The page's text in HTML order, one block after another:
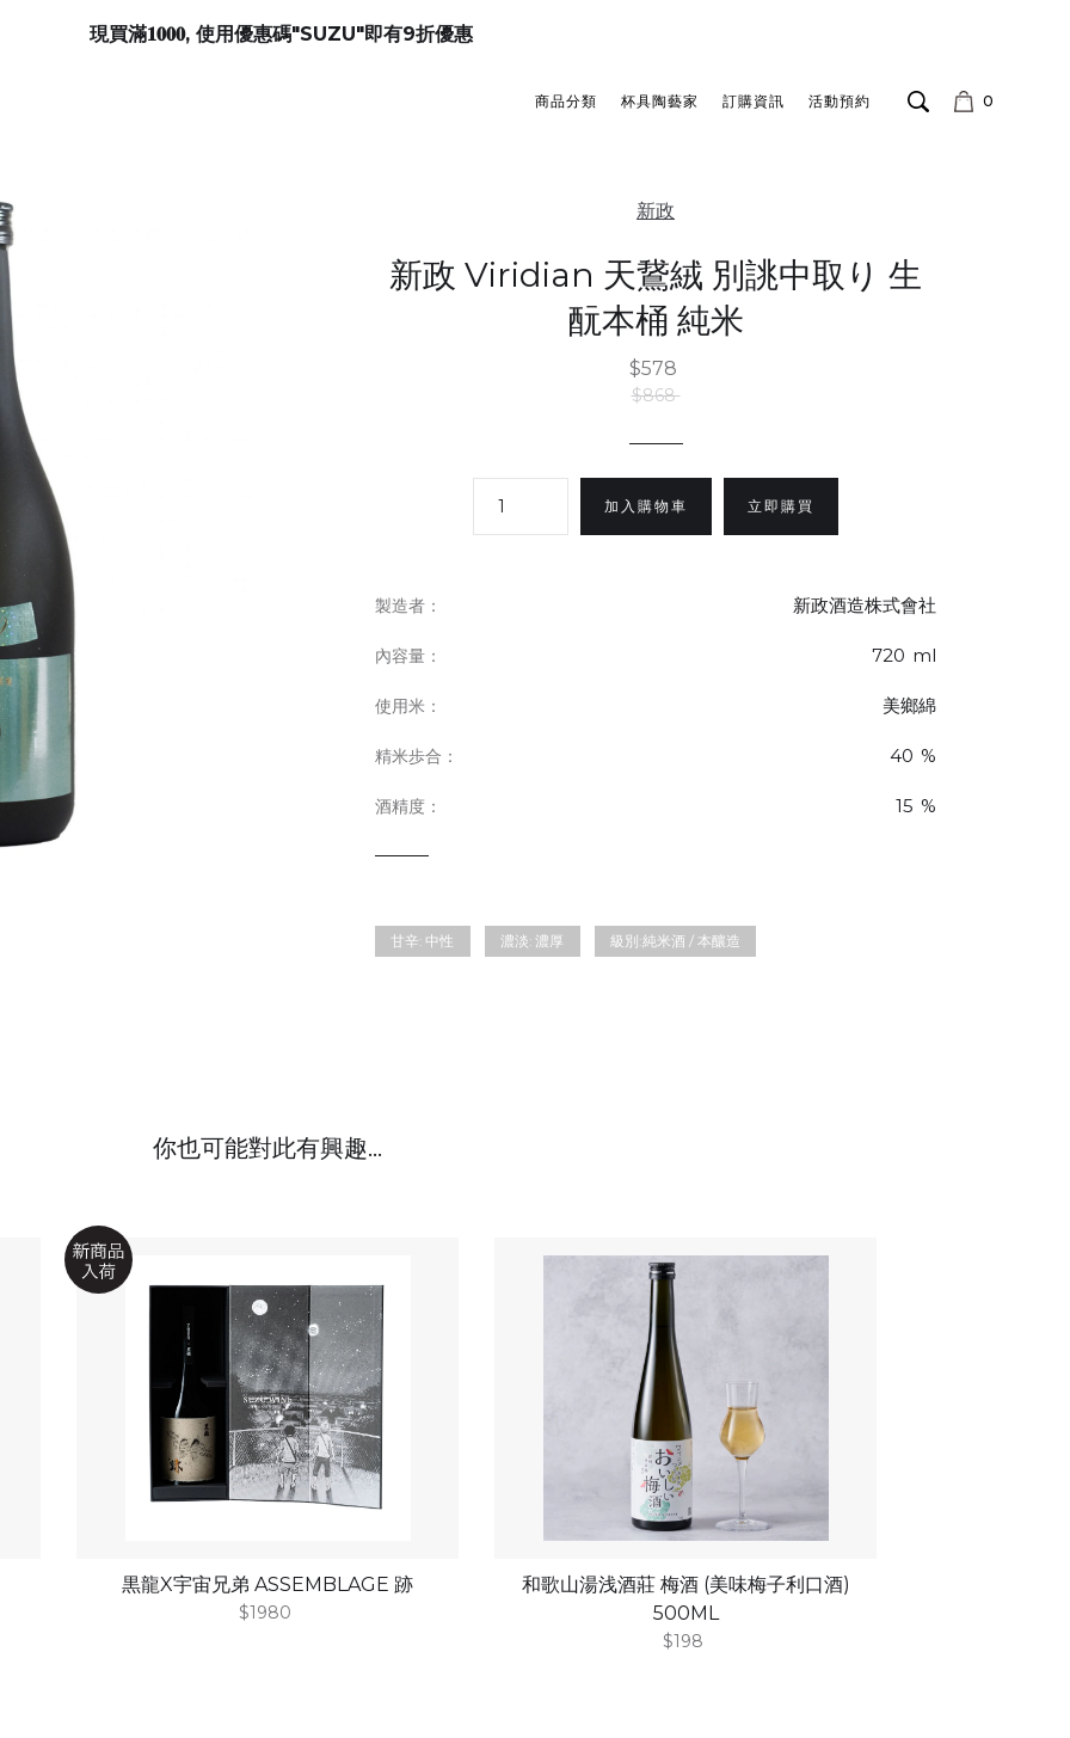
現買滿𝟏𝟎𝟎𝟎, 使用優惠碼"SUZU"即有9折優惠
商品分類 杯具陶藝家 訂購資訊 活動預約 0
新政
新政 Viridian 天鵞絨 別誂中取り 生
酛本桶 純米
$578
$868
立即購買
製造者： 新政酒造株式會社
內容量： 720 ml
使用米： 美鄉綿
精米歩合： 40 %
酒精度： 15 %
甘辛: 中性 濃淡: 濃厚 級別:純米酒 / 本釀造
你也可能對此有興趣...
黒龍X宇宙兄弟 ASSEMBLAGE 跡
$1980
和歌山湯浅酒莊 梅酒 (美味梅子利口酒)
500ML
$198